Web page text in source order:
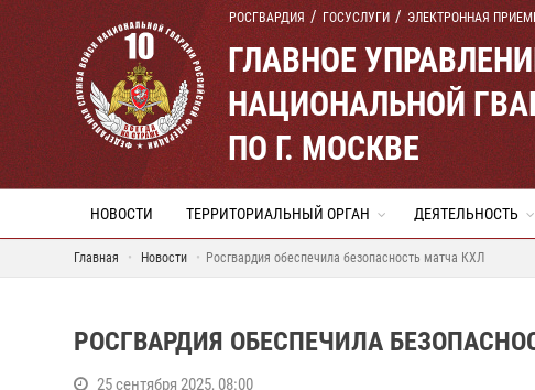
РОСГВАРДИЯ ГОСУСЛУГИ ЭЛЕКТРОННАЯ
ГЛАВНОЕ
НАЦИОНАЛЬНОЙ
ПО Г. МОСКВЕ
НОВОСТИ ТЕРРИТОРИАЛЬНЫЙ ОРГАН ДЕЯТЕЛЬНОСТЬ
Главная Новости Росгвардия обеспечила безопасность матча КХЛ
РОСГВАРДИЯ ОБЕСПЕЧИЛА
25 сентября 2025, 08:00